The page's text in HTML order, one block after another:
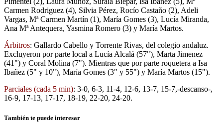
Carmen Rodriguez (4), Silvia Pérez, Rocío Castaño (2), Adeli
Vargas, Mª Carmen Martín (1), María Gomes (3), Lucía Miranda,
Ana Mª Antequera, Yasmina Romero (3) y María Martos.
Árbitros: Gallardo Cabello y Torrente Rivas, del colegio andaluz.
Excluyeron por parte local a Lucía Alcalá (57"), Marta Jimenez
(41") y Coral Molina (7"). Mientras que por parte roquetera a Isa
Ibañez (5" y 10"), María Gomes (3" y 55") y María Martos (15").
Parciales (cada 5 min): 3-0, 6-3, 11-4, 12-6, 13-7, 15-7,-descanso-,
16-9, 17-13, 17-17, 18-19, 22-20, 24-20.
También te puede interesar